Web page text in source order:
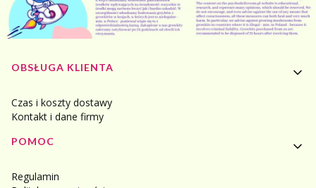
Linki w stopce
OBSŁUGA KLIENTA
Czas i koszty dostawy
Kontakt i dane firmy
POMOC
Regulamin